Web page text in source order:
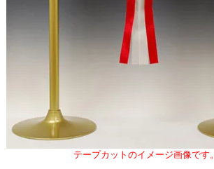
テープカットのイメージ画像です。